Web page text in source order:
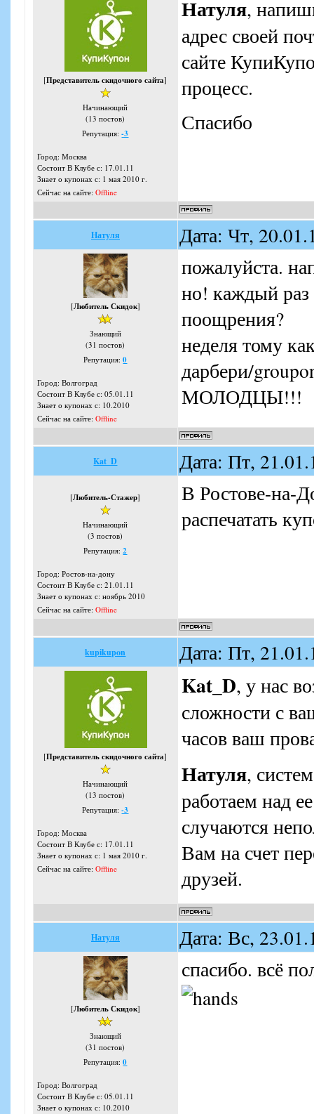
[Представитель скидочного сайта]
Начинающий
(13 постов)
Репутация:-3
Город: Москва
Состоит В Клубе с: 17.01.11
Знает о купонах с: 1 мая 2010 г.
Сейчас на сайте: Offline
Натуля,
адрес своей
сайте
процесс.
Спасибо
Натуля Дата: Чт,
[Любитель Скидок]
Знающий
(31 постов)
Репутация:0
Город: Волгоград
Состоит В Клубе с: 05.01.11
Знает о купонах с: 10.2010
Сейчас на сайте: Offline
пожалуйста.
но! каждый раз
поощрения?
неделя тому
дарбери/
МОЛОДЦЫ!!!
Kat_D Дата: Пт,
[Любитель-Стажер]
Начинающий
(3 постов)
Репутация:2
Город: Ростов-на-дону
Состоит В Клубе с: 21.01.11
Знает о купонах с: ноябрь 2010
Сейчас на сайте: Offline
В Ростове-на-
распечатать
kupikupon Дата: Пт,
[Представитель скидочного сайта]
Начинающий
(13 постов)
Репутация:-3
Город: Москва
Состоит В Клубе с: 17.01.11
Знает о купонах с: 1 мая 2010 г.
Сейчас на сайте: Offline
Kat_D, у нас
сложности с
часов ваш
Натуля,
работаем над
случаются
Вам на счет
друзей.
Натуля Дата: Вс,
[Любитель Скидок]
Знающий
(31 постов)
Репутация:0
Город: Волгоград
Состоит В Клубе с: 05.01.11
Знает о купонах с: 10.2010
спасибо. всё